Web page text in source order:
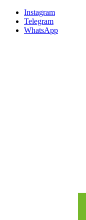
Instagram
Telegram
WhatsApp